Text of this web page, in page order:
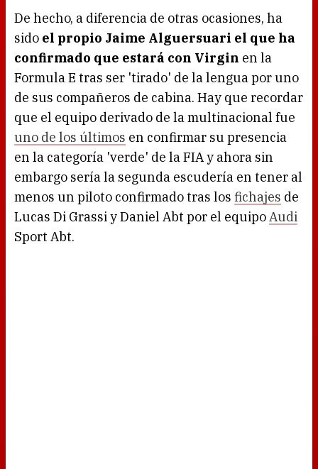
De hecho, a diferencia de otras ocasiones, ha
sido el propio Jaime Alguersuari el que ha
confirmado que estará con Virgin en la
Formula E tras ser 'tirado' de la lengua por uno
de sus compañeros de cabina. Hay que recordar
que el equipo derivado de la multinacional fue
uno de los últimos en confirmar su presencia
en la categoría 'verde' de la FIA y ahora sin
embargo sería la segunda escudería en tener al
menos un piloto confirmado tras los fichajes de
Lucas Di Grassi y Daniel Abt por el equipoAudi
Sport Abt.